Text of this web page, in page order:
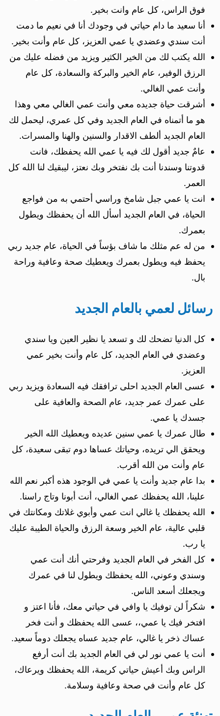
فوق الراس، كل عام وانت بخير.
أنا سعيد ما دام حياتي في وجودك أنا في نعيم ما دمت
أنت سندي وعضدي يا عمي العزيز، كل عام وأنت بخير.
الله يكتب لك من الخير الكثير ويزيد من فضله عليك من
الرزق الوفير، عام الخير والبركة والسعادة، كل عام
وأنت عمي الغالي.
أشرقت حياة جديده معي وأنت عمي الغالي معي وهذا
هو ما أتمناه في العام الجديد وفي كل عمري، ليحمل لك
العام الجديد ألطف الاقدار والسنين والهنا والمسرات.
عامٌ جديد أقول لك فيه يا عمي الله يحفظك، فانت
قدوتنا وسندنا أنت بك نفتخر وبك نعتز، ليبقيك لنا الله كل
العمر.
انت يا عمي جبل شامخ وراسي أحتمي به من فواجع
الحياة، في العام الجديد أسأل الله أن يحفظك ويطول
بعمرك.
من له عم مثلك ما شاف بؤساً في الحياة، عام جديد ربي
يحفظ فيه ويطول بعمرك ويعطيك صحة وعافية وراحة
بال.
رسائل لعمي بالعام الجديد
كل الدنيا تضحك لك و تسعد يا نظير العين ويا سندي
وعضدي في العام الجديد، كل عام وأنت بخير عمي
العزيز.
عسى العام الجديد احلى ترافقك فيه السعادة ويزيد ربي
على عمرك عمر جديد، عام الصحة والعافية على
جسدك يا عمي.
طال عمرك يا عمي سنين عديده ويعطيك الله الخير
ويحقق الي تريده، وحياتك عساها دوم تبقى سعيدة، كل
عام وأنت من الله أقرب.
بدا عام جديد وأنت يا عمي في الوجود هذه أكبر نعم الله
علينا، الله يحفظك عمي الغالي، أنت أبونا وتاج راسنا.
الله يحفظك يا غالي انت عمي وأبوي غلاتك ومكانتك في
قلبي عالية، عام الخير وسعة الرزق والحياة الطيبة عليك
يا رب.
كل الفخر في العام الجديد وفرحتي أنك أنت عمي
وسندي وعوني، الله يحفظك ويطول لنا في عمرك
ويجعلك أسعد الناس.
شكراً لن توفيك يا وافي في حياتي معك، فأنا اعتز و
افتخر فيك يا عمي،، عسى الله يحفظك و أنت فخر
عساك ذخر يا غالي، عام جديد عساه يجعلك دوماً سعيد.
أنت يا عمي نور لي في العام الجديد بك أنت أرفع
الراس وبك أعيش حياتي كريمة، الله يحفظك ويرعاك،
كل عام وأنت في صحة وعافية وسلامة.